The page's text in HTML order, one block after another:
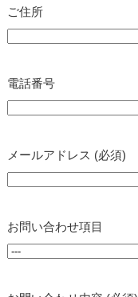
ご住所
電話番号
メールアドレス (必須)
お問い合わせ項目